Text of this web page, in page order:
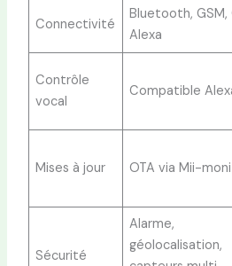
Connectivité
Bluetooth, GSM,
Alexa
Contrôle
vocal
Compatible
Mises à jour OTA via Mii-
Sécurité
Alarme,
géolocalisation,